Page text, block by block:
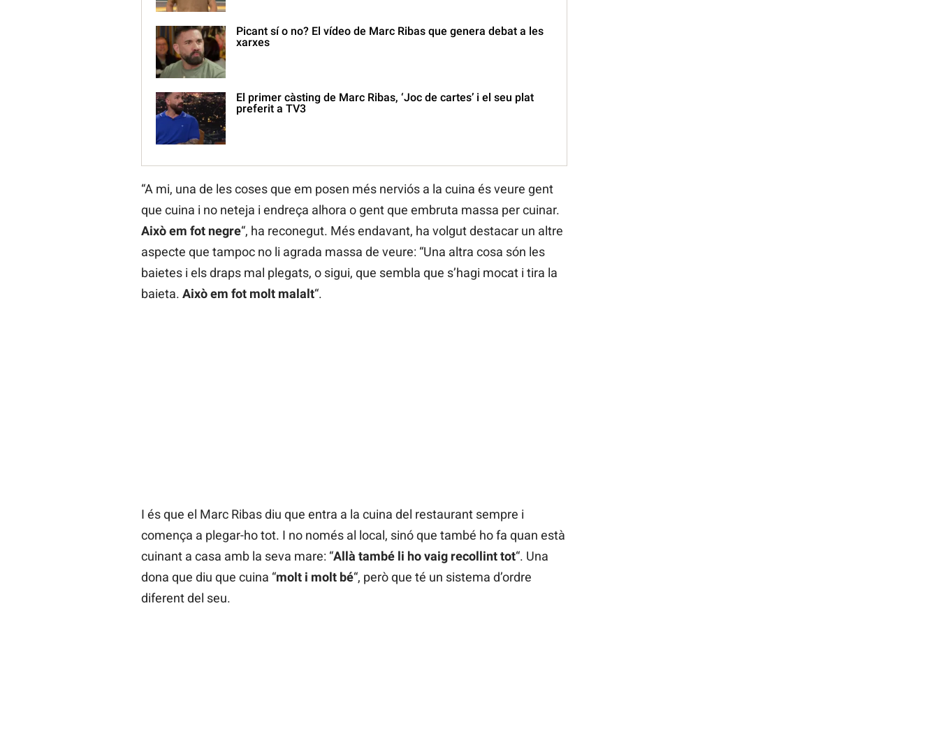
Picant sí o no? El vídeo de Marc Ribas que genera debat a les
xarxes
El primer càsting de Marc Ribas, ‘Joc de cartes’ i el seu plat
preferit a TV3
“A mi, una de les coses que em posen més nerviós a la cuina és veure gent
que cuina i no neteja i endreça alhora o gent que embruta massa per cuinar.
Això em fot negre“, ha reconegut. Més endavant, ha volgut destacar un altre
aspecte que tampoc no li agrada massa de veure: “Una altra cosa són les
baietes i els draps mal plegats, o sigui, que sembla que s’hagi mocat i tira la
baieta. Això em fot molt malalt“.
I és que el Marc Ribas diu que entra a la cuina del restaurant sempre i
comença a plegar-ho tot. I no només al local, sinó que també ho fa quan està
cuinant a casa amb la seva mare: “Allà també li ho vaig recollint tot“. Una
dona que diu que cuina “molt i molt bé“, però que té un sistema d’ordre
diferent del seu.